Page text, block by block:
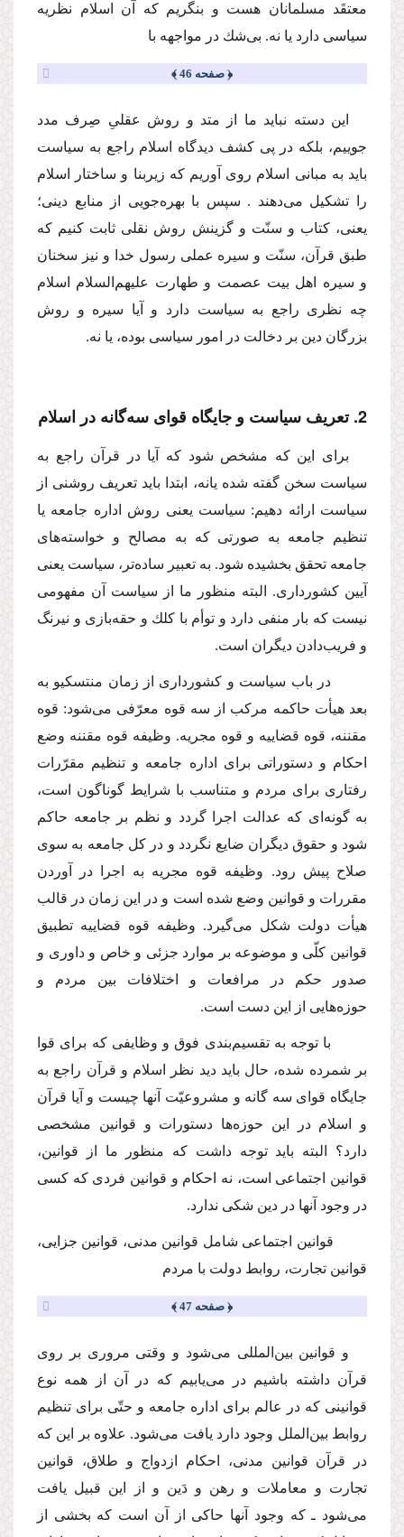
معتقَد مسلمانان هست و بنگریم كه آن اسلام نظریه
سیاسى دارد یا نه. بى‌شك در مواجهه با
﴿ صفحه 46 ﴾
این دسته نباید ما از متد و روش عقلىِ صِرف مدد
جوییم، بلكه در پى كشف دیدگاه اسلام راجع به سیاست
باید به مبانى اسلام روى آوریم كه زیربنا و ساختار اسلام
را تشكیل مى‌دهند . سپس با بهره‌جویى از منابع دینى؛
یعنى، كتاب و سنّت و گزینش روش نقلى ثابت كنیم كه
طبق قرآن، سنّت و سیره عملى رسول خدا و نیز سخنان
و سیره اهل بیت عصمت و طهارت علیهم‌السلام اسلام
چه نظرى راجع به سیاست دارد و آیا سیره و روش
بزرگان دین بر دخالت در امور سیاسى بوده، یا نه.
2. تعریف سیاست و جایگاه قواى سه‌گانه در اسلام
براى این كه مشخص شود كه آیا در قرآن راجع به
سیاست سخن گفته شده یانه، ابتدا باید تعریف روشنى از
سیاست ارائه دهیم: سیاست یعنى روش اداره جامعه یا
تنظیم جامعه به صورتى كه به مصالح و خواسته‌هاى
جامعه تحقق بخشیده شود. به تعبیر ساده‌تر، سیاست یعنى
آیین كشوردارى. البته منظور ما از سیاست آن مفهومى
نیست كه بار منفى دارد و توأم با كلك و حقه‌بازى و نیرنگ
و فریب‌دادن دیگران است.
در باب سیاست و كشوردارى از زمان منتسكیو به
بعد هیأت حاكمه مركب از سه قوه معرّفى مى‌شود: قوه
مقننه، قوه قضاییه و قوه مجریه. وظیفه قوه مقننه وضع
احكام و دستوراتى براى اداره جامعه و تنظیم مقرّرات
رفتارى براى مردم و متناسب با شرایط گوناگون است،
به گونه‌اى كه عدالت اجرا گردد و نظم بر جامعه حاكم
شود و حقوق دیگران ضایع نگردد و در كل جامعه به سوى
صلاح پیش رود. وظیفه قوه مجریه به اجرا در آوردن
مقررات و قوانین وضع شده است و در این زمان در قالب
هیأت دولت شكل مى‌گیرد. وظیفه قوه قضاییه تطبیق
قوانین كلّى و موضوعه بر موارد جزئى و خاص و داورى و
صدور حكم در مرافعات و اختلافات بین مردم و
حوزه‌هایى از این دست است.
با توجه به تقسیم‌بندى فوق و وظایفى كه براى قوا
بر شمرده شده، حال باید دید نظر اسلام و قرآن راجع به
جایگاه قواى سه گانه و مشروعیّت آنها چیست و آیا قرآن
و اسلام در این حوزه‌ها دستورات و قوانین مشخصى
دارد؟ البته باید توجه داشت كه منظور ما از قوانین،
قوانین اجتماعى است، نه احكام و قوانین فردى كه كسى
در وجود آنها در دین شكى ندارد.
قوانین اجتماعى شامل قوانین مدنى، قوانین جزایى،
قوانین تجارت، روابط دولت با مردم
﴿ صفحه 47 ﴾
و قوانین بین‌المللى مى‌شود و وقتى مرورى بر روى
قرآن داشته باشیم در مى‌یابیم كه در آن از همه نوع
قوانینى كه در عالم براى اداره جامعه و حتّى براى تنظیم
روابط بین‌الملل وجود دارد یافت مى‌شود. علاوه بر این كه
در قرآن قوانین مدنى، احكام ازدواج و طلاق، قوانین
تجارت و معاملات و رهن و دَین و از این قبیل یافت
مى‌شود ـ كه وجود آنها حاكى از آن است كه بخشى از